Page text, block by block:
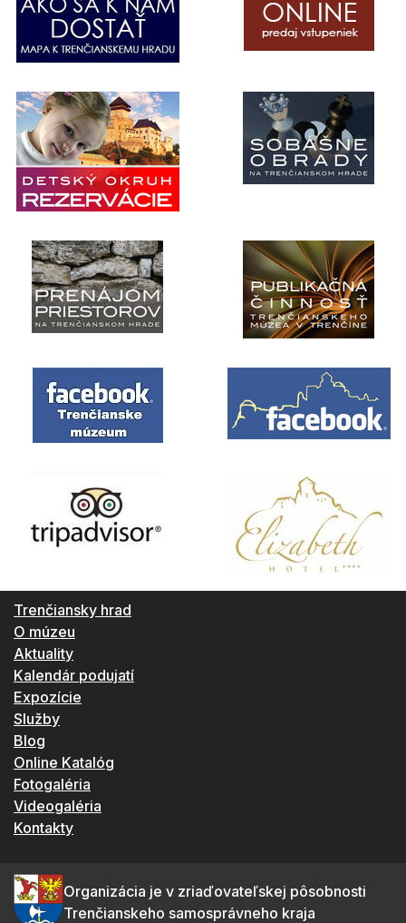
Trenčiansky hrad
O múzeu
Aktuality
Kalendár podujatí
Expozície
Služby
Blog
Online Katalóg
Fotogaléria
Videogaléria
Kontakty
Organizácia je v zriaďovateľskej pôsobnosti
Trenčianskeho samosprávneho kraja